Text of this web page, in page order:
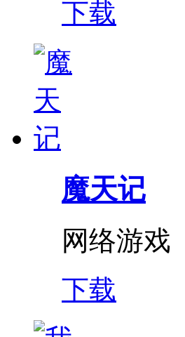
下载
魔天记
网络游戏
下载